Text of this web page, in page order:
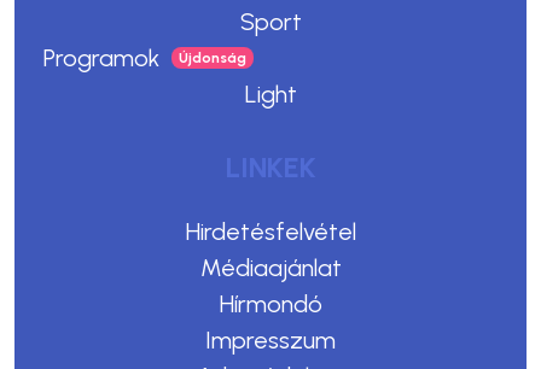
Sport
Programok
Light
LINKEK
Hirdetésfelvétel
Médiaajánlat
Hírmondó
Impresszum